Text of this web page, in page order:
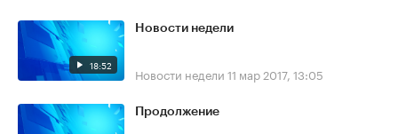
18:52
Новости недели
Новости недели 11 мар 2017, 13:05
Продолжение